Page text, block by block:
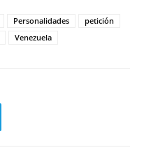
Personalidades
petición
Venezuela